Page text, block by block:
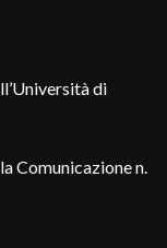
di
Comunicazione n.